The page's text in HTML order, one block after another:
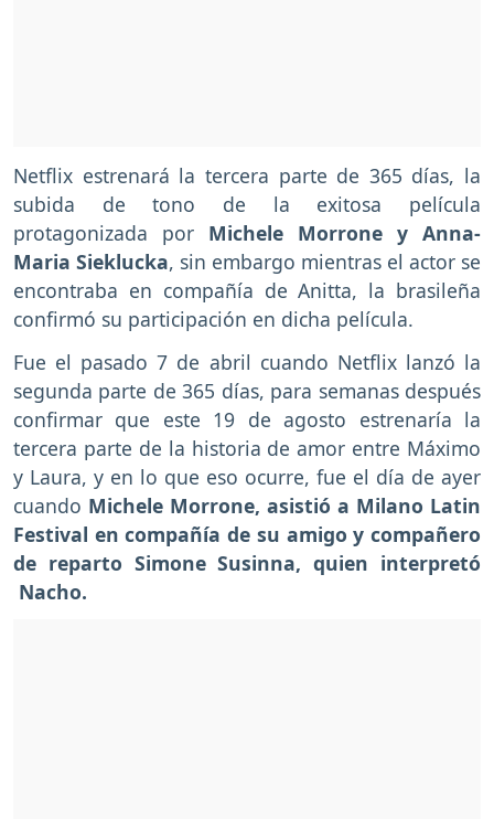
Netflix estrenará la tercera parte de 365 días, la
subida de tono de la exitosa película
protagonizada por Michele Morrone y Anna-
Maria Sieklucka, sin embargo mientras el actor se
encontraba en compañía de Anitta, la brasileña
confirmó su participación en dicha película.
Fue el pasado 7 de abril cuando Netflix lanzó la
segunda parte de 365 días, para semanas después
confirmar que este 19 de agosto estrenaría la
tercera parte de la historia de amor entre Máximo
y Laura, y en lo que eso ocurre, fue el día de ayer
cuando Michele Morrone, asistió a Milano Latin
Festival en compañía de su amigo y compañero
de reparto Simone Susinna, quien interpretó
Nacho.